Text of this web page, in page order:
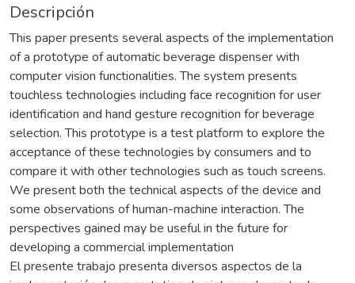
Descripción
This paper presents several aspects of the implementation
of a prototype of automatic beverage dispenser with
computer vision functionalities. The system presents
touchless technologies including face recognition for user
identification and hand gesture recognition for beverage
selection. This prototype is a test platform to explore the
acceptance of these technologies by consumers and to
compare it with other technologies such as touch screens.
We present both the technical aspects of the device and
some observations of human-machine interaction. The
perspectives gained may be useful in the future for
developing a commercial implementation
El presente trabajo presenta diversos aspectos de la